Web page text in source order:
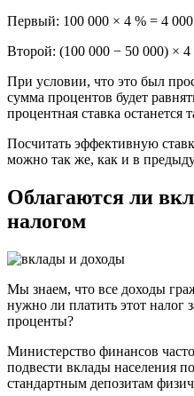
Первый: 100 000 × 4 % = 4
Второй: (100 000 − 50 000) × 4
При условии, что это был
сумма процентов будет
процентная ставка останется
Посчитать эффективную
можно так же, как и в
Облагаются ли
налогом
Мы знаем, что все доходы
нужно ли платить этот налог
проценты?
Министерство финансов
подвести вклады населения
стандартным депозитам